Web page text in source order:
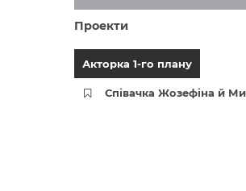
Проекти
Акторка 1-го плану
Співачка Жозефіна й